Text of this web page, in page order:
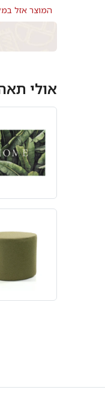
המוצר אזל
אולי